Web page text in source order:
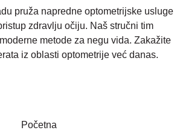
pruža napredne optometrijske usluge
zdravlju očiju. Naš stručni tim
metode za negu vida. Zakažite
iz oblasti optometrije već danas.
Početna